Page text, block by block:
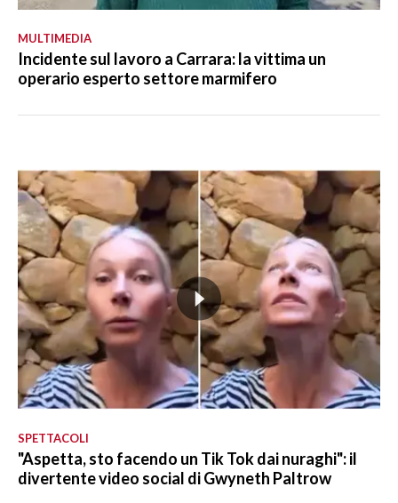
MULTIMEDIA
Incidente sul lavoro a Carrara: la vittima un
operario esperto settore marmifero
SPETTACOLI
"Aspetta, sto facendo un Tik Tok dai nuraghi": il
divertente video social di Gwyneth Paltrow